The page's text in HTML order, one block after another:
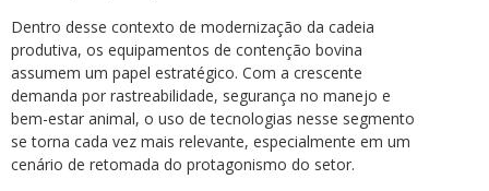
Dentro desse contexto de modernização da cadeia
produtiva, os equipamentos de contenção bovina
assumem um papel estratégico. Com a crescente
demanda por rastreabilidade, segurança no manejo e
bem-estar animal, o uso de tecnologias nesse segmento
se torna cada vez mais relevante, especialmente em um
cenário de retomada do protagonismo do setor.